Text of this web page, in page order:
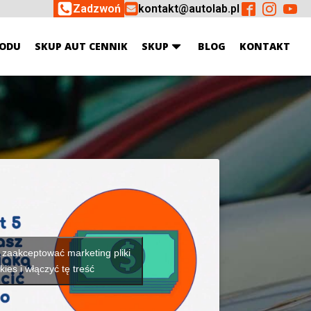
Zadzwoń kontakt@autolab.pl
SKUP AUT CENNIK SKUP BLOG KONTAKT
marketing pliki
i włączyć tę treść